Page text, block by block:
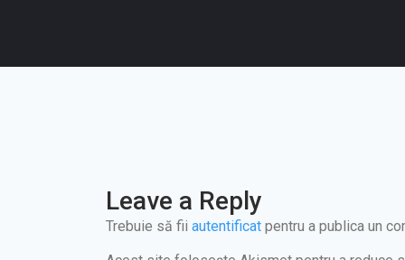
Leave a Reply
Trebuie să fii autentificat pentru a publica un